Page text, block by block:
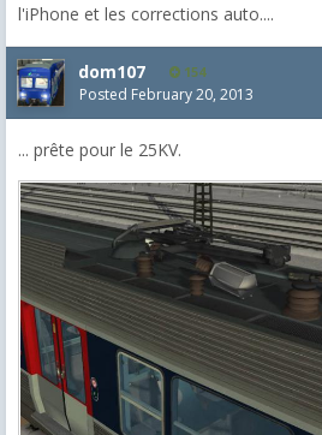
l'iPhone et les corrections auto....
dom107 154
Posted February 20, 2013
... prête pour le 25KV.